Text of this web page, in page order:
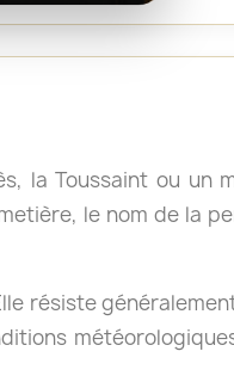
la Toussaint ou un
le nom de la
résiste